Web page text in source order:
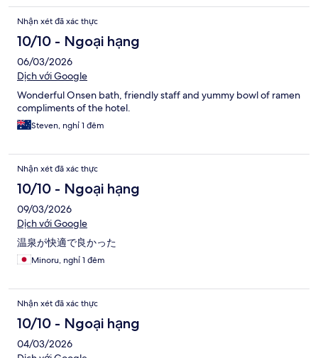
Nhận xét đã xác thực
10/10 - Ngoại hạng
06/03/2026
Dịch với Google
Wonderful Onsen bath, friendly staff and yummy bowl of ramen
compliments of the hotel.
Steven, nghỉ 1 đêm
Nhận xét đã xác thực
10/10 - Ngoại hạng
09/03/2026
Dịch với Google
温泉が快適で良かった
Minoru, nghỉ 1 đêm
Nhận xét đã xác thực
10/10 - Ngoại hạng
04/03/2026